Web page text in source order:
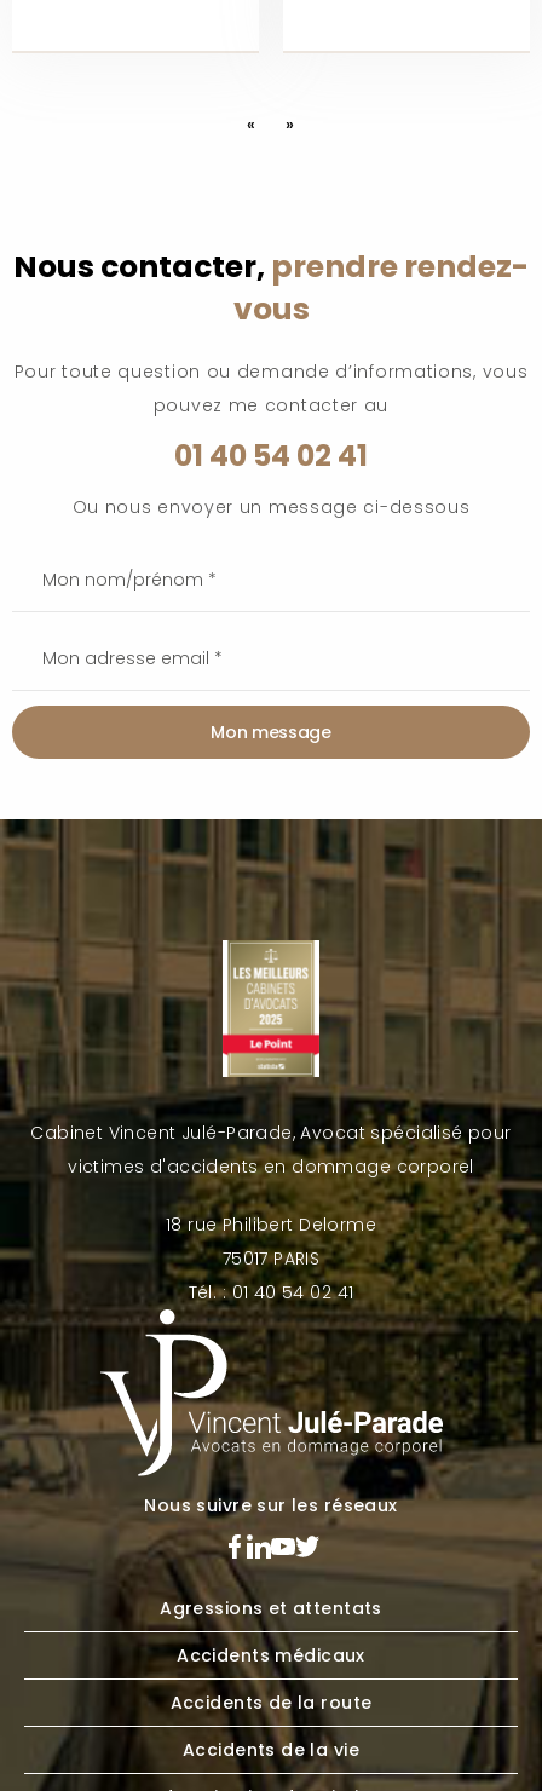
« »
Nous contacter, prendre rendez-
vous
Pour toute question ou demande d’informations, vous
pouvez me contacter au
01 40 54 02 41
Ou nous envoyer un message ci-dessous
Mon message
Cabinet Vincent Julé-Parade, Avocat spécialisé pour
victimes d'accidents en dommage corporel
18 rue Philibert Delorme
75017 PARIS
Tél. : 01 40 54 02 41
Nous suivre sur les réseaux
Agressions et attentats
Accidents médicaux
Accidents de la route
Accidents de la vie